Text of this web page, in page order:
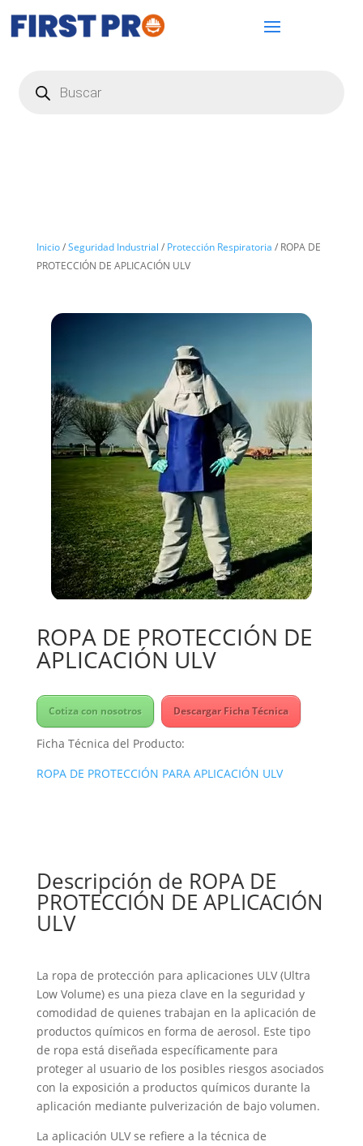
productos
Inicio/Seguridad Industrial / Protección Respiratoria / ROPA DE
PROTECCIÓN DE APLICACIÓN ULV
ROPA DE PROTECCIÓN DE
APLICACIÓN ULV
Cotiza con nosotros Descargar Ficha Técnica
Ficha Técnica del Producto:
ROPA DE PROTECCIÓN PARA APLICACIÓN ULV
Descripción de ROPA DE
PROTECCIÓN DE APLICACIÓN
ULV
La ropa de protección para aplicaciones ULV (Ultra
Low Volume) es una pieza clave en la seguridad y
comodidad de quienes trabajan en la aplicación de
productos químicos en forma de aerosol. Este tipo
de ropa está diseñada específicamente para
proteger al usuario de los posibles riesgos asociados
con la exposición a productos químicos durante la
aplicación mediante pulverización de bajo volumen.
La aplicación ULV se refiere a la técnica de